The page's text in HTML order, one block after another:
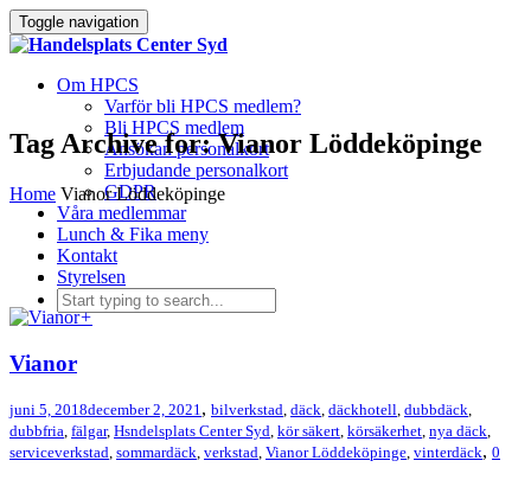
Toggle navigation
Om HPCS
Varför bli HPCS medlem?
Bli HPCS medlem
Ansökan personalkort
Erbjudande personalkort
GDPR
Våra medlemmar
Lunch & Fika meny
Kontakt
Styrelsen
Tag Archive for: Vianor Löddeköpinge
Home Vianor Löddeköpinge
+
Vianor
juni 5, 2018december 2, 2021, bilverkstad, däck, däckhotell, dubbdäck,
dubbfria, fälgar, Hsndelsplats Center Syd, kör säkert, körsäkerhet, nya däck,
serviceverkstad, sommardäck, verkstad, Vianor Löddeköpinge, vinterdäck, 0